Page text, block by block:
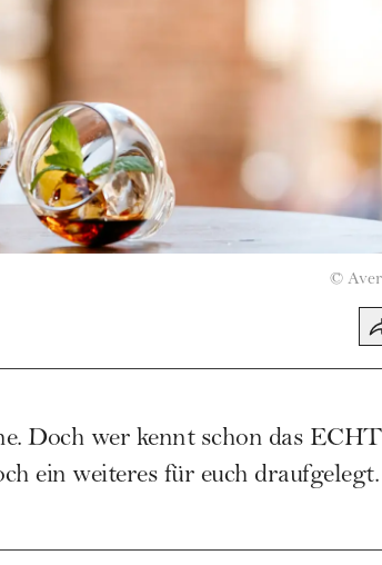
©
Doch wer kennt schon das
ein weiteres für euch draufgelegt.